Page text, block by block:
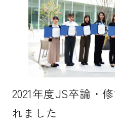
国際交流・留学
通信教育・生涯学習
2021年度JS卒論・
れました